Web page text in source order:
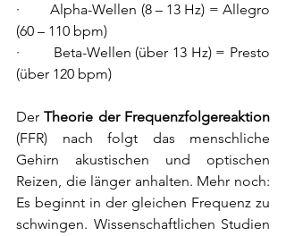
·        Alpha-Wellen (8 – 13 Hz) = Allegro
(60 – 110 bpm)
·        Beta-Wellen (über 13 Hz) = Presto
(über 120 bpm)
Der Theorie der Frequenzfolgereaktion
(FFR) nach folgt das menschliche
Gehirn akustischen und optischen
Reizen, die länger anhalten. Mehr noch:
Es beginnt in der gleichen Frequenz zu
schwingen. Wissenschaftlichen Studien